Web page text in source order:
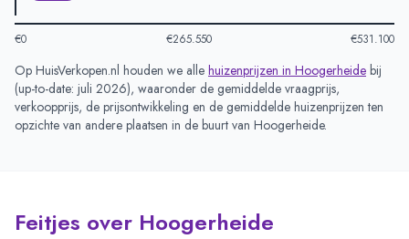
€0 €265.550 €531.100
Op HuisVerkopen.nl houden we alle huizenprijzen in Hoogerheide bij
(up-to-date: juli 2026), waaronder de gemiddelde vraagprijs,
verkoopprijs, de prijsontwikkeling en de gemiddelde huizenprijzen ten
opzichte van andere plaatsen in de buurt van Hoogerheide.
Feitjes over Hoogerheide